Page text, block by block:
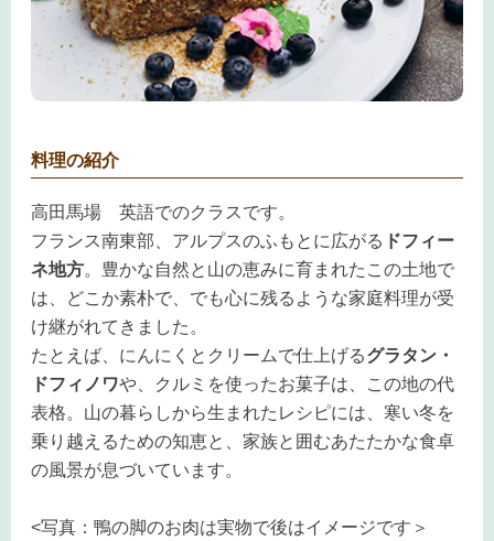
料理の紹介
高田馬場 英語でのクラスです。
フランス南東部、アルプスのふもとに広がる ドフィー
ネ地方。豊かな自然と山の恵みに育まれたこの土地で
は、どこか素朴で、でも心に残るような家庭料理が受
け継がれてきました。
たとえば、にんにくとクリームで仕上げるグラタン・
ドフィノワや、クルミを使ったお菓子は、この地の代
表格。山の暮らしから生まれたレシピには、寒い冬を
乗り越えるための知恵と、家族と囲むあたたかな食卓
の風景が息づいています。
<写真：鴨の脚のお肉は実物で後はイメージです＞